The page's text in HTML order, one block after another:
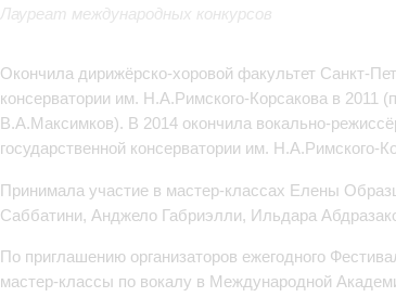
Лауреат международных конкурсов
Окончила дирижёрско-хоровой факультет Санкт-
консерватории им. Н.А.Римского-Корсакова в 2011
В.А.Максимков). В 2014 окончила вокально-
государственной консерватории им. Н.А.Римского-
Принимала участие в мастер-классах Елены
Саббатини, Анджело Габриэлли, Ильдара
По приглашению организаторов ежегодного
мастер-классы по вокалу в Международной